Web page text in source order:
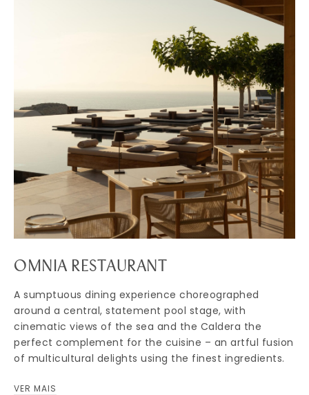
OMNIA RESTAURANT
A sumptuous dining experience choreographed
around a central, statement pool stage, with
cinematic views of the sea and the Caldera the
perfect complement for the cuisine – an artful fusion
of multicultural delights using the finest ingredients.
VER MAIS